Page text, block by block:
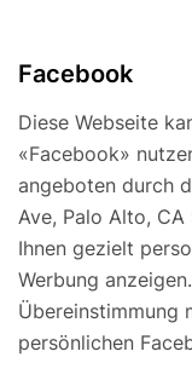
Facebook
Diese Webseite
«Facebook»
angeboten durch
Ave, Palo Alto,
Ihnen gezielt
Werbung
Übereinstimmung
persönlichen